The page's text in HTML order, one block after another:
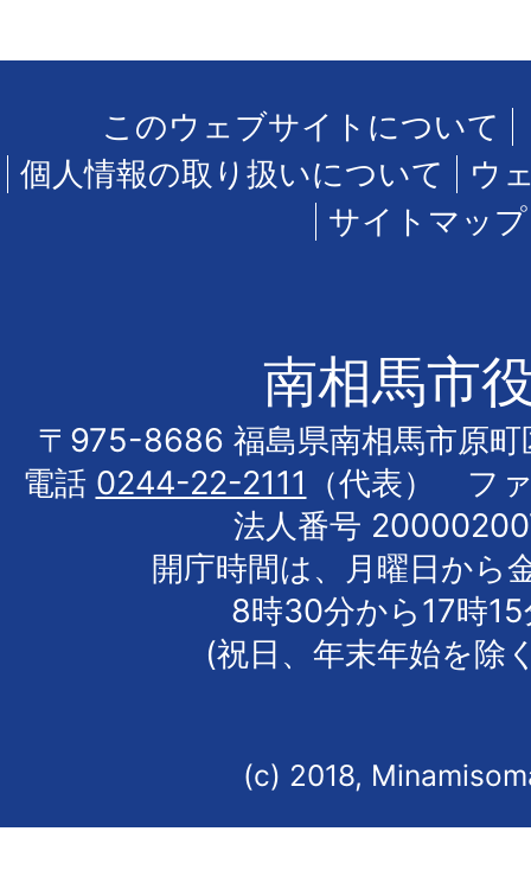
このウェブサイトについて
個人情報の取り扱いについて
ウ
サイトマップ
南相馬市
〒975-8686 福島県南相馬市原町
電話 0244-22-2111
（代表） フ
法人番号
開庁時間は、月曜日から
8時30分から17時
(祝日、年末年始を除
(c) 2018,